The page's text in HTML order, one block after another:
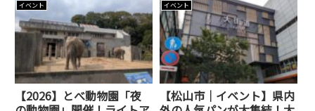
イベント
【2026】とべ動物園「夜
イベント
【松山市｜イベント】県内